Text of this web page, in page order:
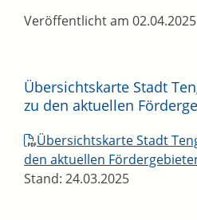
Veröffentlicht am 02.04.2025
Übersichtskarte Stadt
zu den aktuellen
Übersichtskarte Stadt
den aktuellen
Stand: 24.03.2025